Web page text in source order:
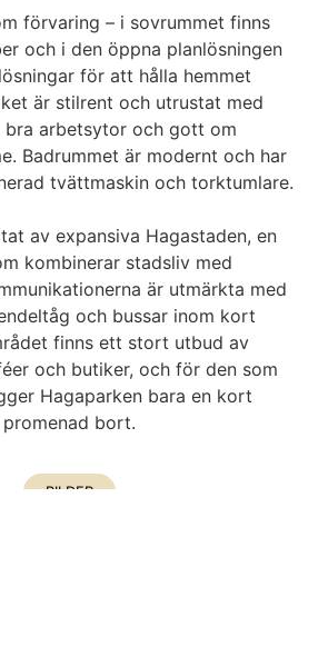
förvaring – i sovrummet finns
och i den öppna planlösningen
för att hålla hemmet
är stilrent och utrustat med
bra arbetsytor och gott om
Badrummet är modernt och har
tvättmaskin och torktumlare.
av expansiva Hagastaden, en
kombinerar stadsliv med
är utmärkta med
och bussar inom kort
finns ett stort utbud av
och butiker, och för den som
Hagaparken bara en kort
promenad bort.
BILDER